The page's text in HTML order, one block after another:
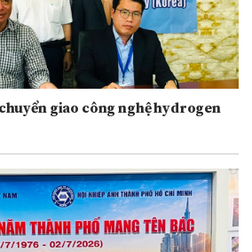
giao công nghệ hydrogen